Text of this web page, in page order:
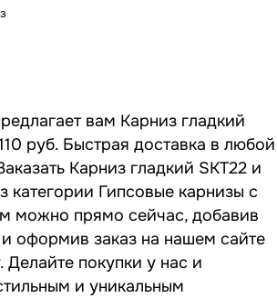
вам Карниз гладкий
руб. Быстрая доставка в любой
Карниз гладкий SKT22 и
категории Гипсовые карнизы с
можно прямо сейчас, добавив
оформив заказ на нашем сайте
Делайте покупки у нас и
и уникальным